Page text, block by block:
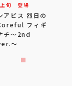
上旬 登場
アビス 烈日の
フィギ
チ～2nd
～